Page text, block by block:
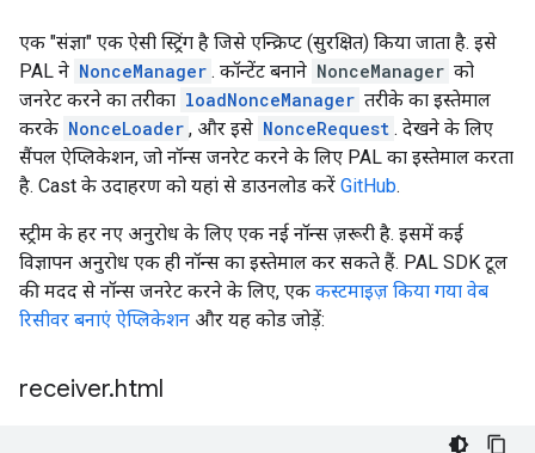
एक "संज्ञा" एक ऐसी स्ट्रिंग है जिसे एन्क्रिप्ट (सुरक्षित) किया जाता है. इसे
PAL ने NonceManager . कॉन्टेंट बनाने NonceManager को
जनरेट करने का तरीका loadNonceManager तरीके का इस्तेमाल
करके NonceLoader , और इसे NonceRequest . देखने के लिए
सैंपल ऐप्लिकेशन, जो नॉन्स जनरेट करने के लिए PAL का इस्तेमाल करता
है. Cast के उदाहरण को यहां से डाउनलोड करें GitHub.
स्ट्रीम के हर नए अनुरोध के लिए एक नई नॉन्स ज़रूरी है. इसमें कई
विज्ञापन अनुरोध एक ही नॉन्स का इस्तेमाल कर सकते हैं. PAL SDK टूल
की मदद से नॉन्स जनरेट करने के लिए, एक कस्टमाइज़ किया गया वेब
रिसीवर बनाएं ऐप्लिकेशन और यह कोड जोड़ें:
receiver.html